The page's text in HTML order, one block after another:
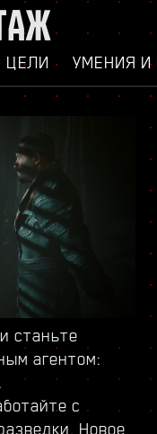
ЦЕЛИ УМЕНИЯ
станьте
агентом:
с
Новое
Пёсий
Сити,
главе с бывшим
зданий
и найдите
в своём стиле.
вам